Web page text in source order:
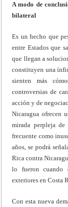
A modo de
bilateral
Es un hecho que
entre Estados que
que llegan a
constituyen una
sienten más
controversias de
acción y de
Nicaragua ofrecen
mirada perpleja
frecuente como
años, se podrá
Rica contra
lo fueron cuando
exteriores en Costa
Con esta nueva